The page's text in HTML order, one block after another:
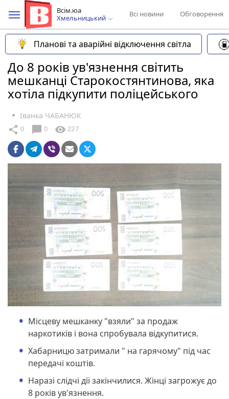
Всім.юа
Хмельницький
Всі новини Обговорення
Планові та аварійні відключення світла
До 8 років ув'язнення світить
мешканці Старокостянтинова, яка
хотіла підкупити поліцейського
Іванка ЧАБАНЮК
share 0 chat_bubble 0 visibility 227
Місцеву мешканку "взяли" за продаж
наркотиків і вона спробувала відкупитися.
Хабарницю затримали " на гарячому" під час
передачі коштів.
Наразі слідчі дії закінчилися. Жінці загрожує до
8 років ув'язнення.